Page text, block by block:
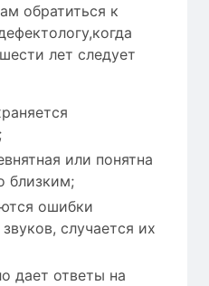
обратиться к
лет следует
или понятна
близким;
ошибки
случается их
дает ответы на